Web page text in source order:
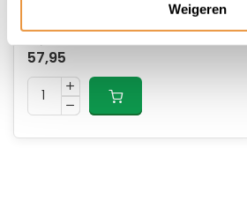
Weigeren
64,95
57,95